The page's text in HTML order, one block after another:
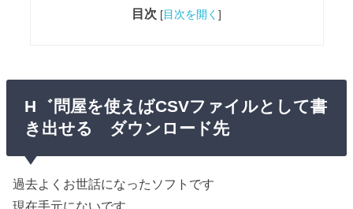
目次 [目次を開く ]
H゛問屋を使えばCSVファイルとして書
き出せる ダウンロード先
過去よくお世話になったソフトです
現在手元にないです